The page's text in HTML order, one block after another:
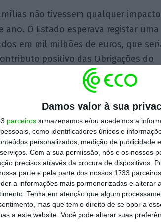
Damos valor à sua
parceiros armazenamos e/ou acedemos a
como identificadores únicos e
personalizados, medição de publicidade
Com a sua permissão, nós e os nossos
precisos através da procura de dispositivos.
parte e pela parte dos nossos 1733
a informações mais pormenorizadas e alterar
Tenha em atenção que algum
mas que tem o direito de se opor a
a este website. Você pode alterar suas
não tivessem qualquer impacto
O Estado esperava registar uma
em mil milhões de euros, que
positivo das Obrigações do
aos deputados, o impacto
apesar da entrada de 400 milhões
ainda não entraram nos cofres
plano de lançar nova emissão destas
continua em curso.
pequena parte das formas de
a colocações de